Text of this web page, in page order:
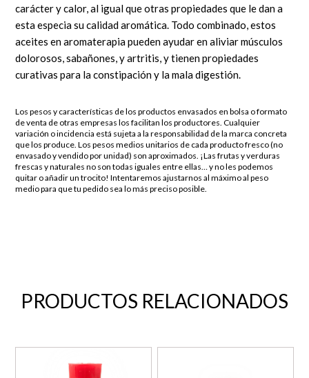
carácter y calor, al igual que otras propiedades que le dan a
esta especia su calidad aromática. Todo combinado, estos
aceites en aromaterapia pueden ayudar en aliviar músculos
dolorosos, sabañones, y artritis, y tienen propiedades
curativas para la constipación y la mala digestión.
Los pesos y características de los productos envasados en bolsa o formato
de venta de otras empresas los facilitan los productores. Cualquier
variación o incidencia está sujeta a la responsabilidad de la marca concreta
que los produce. Los pesos medios unitarios de cada producto fresco (no
envasado y vendido por unidad) son aproximados. ¡Las frutas y verduras
frescas y naturales no son todas iguales entre ellas… y no les podemos
quitar o añadir un trocito! Intentaremos ajustarnos al máximo al peso
medio para que tu pedido sea lo más preciso posible.
PRODUCTOS RELACIONADOS